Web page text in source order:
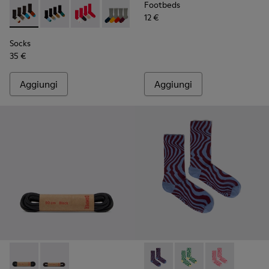
Socks - KA00003-022 - Calze lunghe unisex
Socks - KA00003-021 - Calzini di media lunghezza
Socks - KA00003-019
Socks - KA00003-003
Socks
35 €
Aggiungi
Footbeds
12 €
Aggiungi
Laces - KL00003-001 - Lacci rotondi neri
Laces - KL00003-002 - Lacci rotondi marrone scuro
Seasonal Socks -
Seasonal Socks -
Seasonal